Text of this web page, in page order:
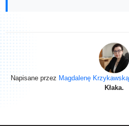
Napisane przez Magdalenę Krzykawską
Kłaka.